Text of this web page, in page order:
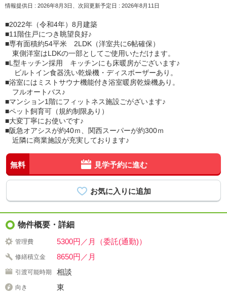
情報提供日 : 2026年8月3日、次回更新予定日 : 2026年8月11日
■2022年（令和4年）8月建築
■11階住戸につき眺望良好♪
■専有面積約54平米 2LDK（洋室共に6帖確保）
東側洋室はLDKの一部としてご使用いただけます。
■L型キッチン採用 キッチンにも床暖房がございます♪
ビルトイン食器洗い乾燥機・ディスポーザーあり。
■浴室にはミストサウナ機能付き浴室暖房乾燥機あり。
フルオートバス♪
■マンション1階にフィットネス施設ごがざいます♪
■ペット飼育可（規約制限あり）
■大変丁寧にお使いです♪
■阪急オアシスが約40ｍ、関西スーパーが約300ｍ
近隣に商業施設が充実しております♪
無料 見学予約に進む
物件概要・詳細
管理費 5300円／月（委託(通勤)）
修繕積立金 8650円／月
引渡可能時期 相談
向き 東